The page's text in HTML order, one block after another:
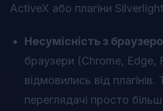
ActiveX або плагіни
Несумісність з
браузери (Chrome, Edge,
відмовились від плагінів.
переглядачі просто